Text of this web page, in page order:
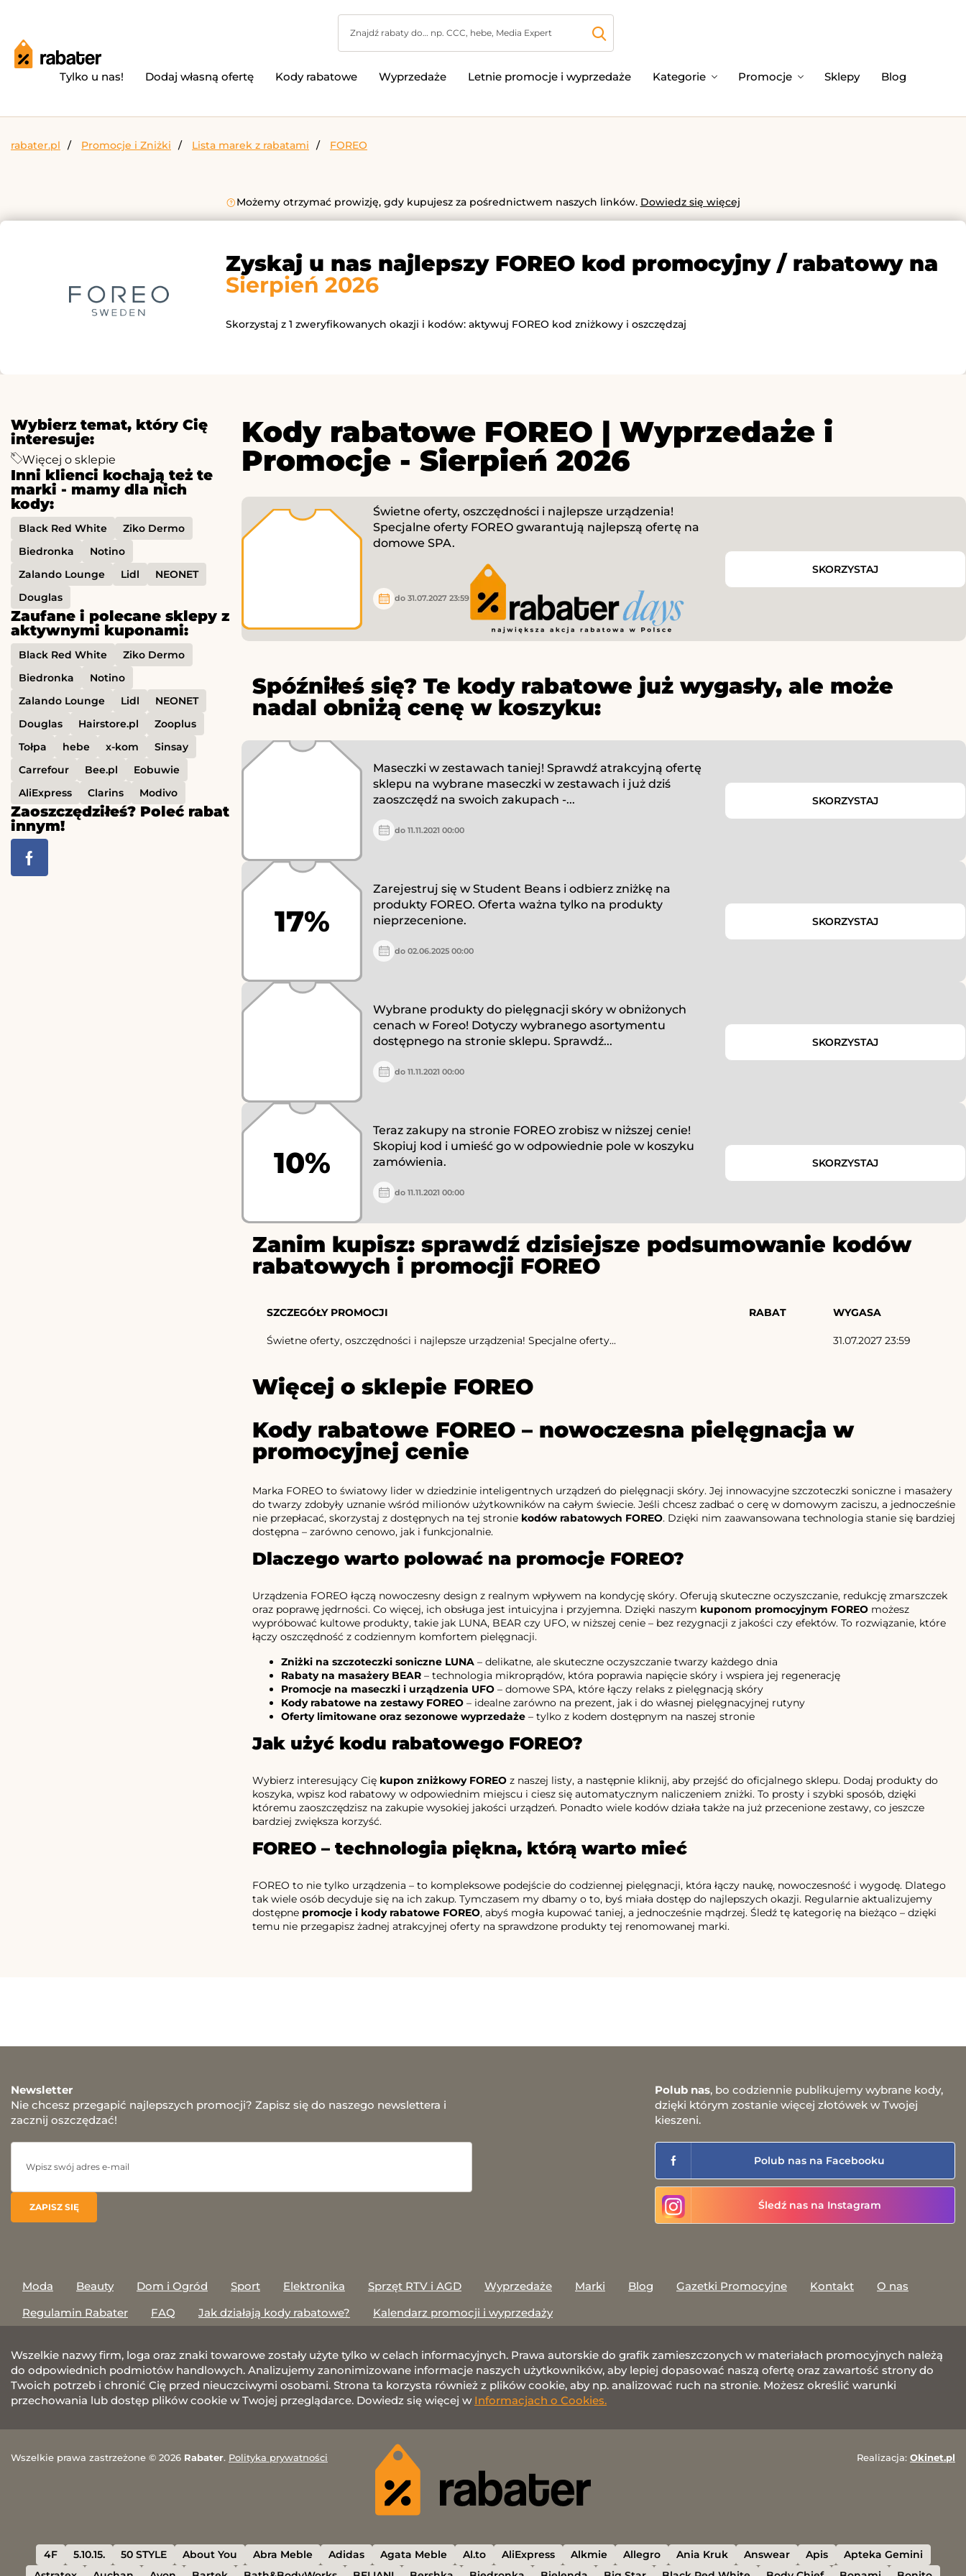
Tylko u nas! Dodaj własną ofertę Kody rabatowe Wyprzedaże Letnie promocje i wyprzedaże Kategorie Promocje Sklepy Blog
rabater.pl Promocje i Zniżki Lista marek z rabatami FOREO
Możemy otrzymać prowizję, gdy kupujesz za pośrednictwem naszych linków. Dowiedz się więcej
Zyskaj u nas najlepszy FOREO kod promocyjny / rabatowy na
Sierpień 2026
Skorzystaj z 1 zweryfikowanych okazji i kodów: aktywuj FOREO kod zniżkowy i oszczędzaj
Wybierz temat, który Cię
interesuje:
Więcej o sklepie
Inni klienci kochają też te
marki - mamy dla nich
kody:
Black Red White
Ziko Dermo
Biedronka
Notino
Zalando Lounge
Lidl
NEONET
Douglas
Zaufane i polecane sklepy z
aktywnymi kuponami:
Black Red White
Ziko Dermo
Biedronka
Notino
Zalando Lounge
Lidl
NEONET
Douglas
Hairstore.pl
Zooplus
Tołpa
hebe x-kom
Sinsay
Carrefour
Bee.pl
Eobuwie
AliExpress
Clarins Modivo
Zaoszczędziłeś? Poleć rabat
innym!
Kody rabatowe FOREO | Wyprzedaże i
Promocje - Sierpień 2026
Świetne oferty, oszczędności i najlepsze urządzenia!
Specjalne oferty FOREO gwarantują najlepszą ofertę na
domowe SPA.
do 31.07.2027 23:59
SKORZYSTAJ
Spóźniłeś się? Te kody rabatowe już wygasły, ale może
nadal obniżą cenę w koszyku:
Maseczki w zestawach taniej! Sprawdź atrakcyjną ofertę
sklepu na wybrane maseczki w zestawach i już dziś
zaoszczędź na swoich zakupach -...
do 11.11.2021 00:00
SKORZYSTAJ
17%
Zarejestruj się w Student Beans i odbierz zniżkę na
produkty FOREO. Oferta ważna tylko na produkty
nieprzecenione.
do 02.06.2025 00:00
SKORZYSTAJ
Wybrane produkty do pielęgnacji skóry w obniżonych
cenach w Foreo! Dotyczy wybranego asortymentu
dostępnego na stronie sklepu. Sprawdź...
do 11.11.2021 00:00
SKORZYSTAJ
10%
Teraz zakupy na stronie FOREO zrobisz w niższej cenie!
Skopiuj kod i umieść go w odpowiednie pole w koszyku
zamówienia.
do 11.11.2021 00:00
SKORZYSTAJ
Zanim kupisz: sprawdź dzisiejsze podsumowanie kodów
rabatowych i promocji FOREO
SZCZEGÓŁY PROMOCJI RABAT WYGASA
Świetne oferty, oszczędności i najlepsze urządzenia! Specjalne oferty... 31.07.2027 23:59
Więcej o sklepie FOREO
Kody rabatowe FOREO – nowoczesna pielęgnacja w
promocyjnej cenie
Marka FOREO to światowy lider w dziedzinie inteligentnych urządzeń do pielęgnacji skóry. Jej innowacyjne szczoteczki soniczne i masażery
do twarzy zdobyły uznanie wśród milionów użytkowników na całym świecie. Jeśli chcesz zadbać o cerę w domowym zaciszu, a jednocześnie
nie przepłacać, skorzystaj z dostępnych na tej stronie kodów rabatowych FOREO. Dzięki nim zaawansowana technologia stanie się bardziej
dostępna – zarówno cenowo, jak i funkcjonalnie.
Dlaczego warto polować na promocje FOREO?
Urządzenia FOREO łączą nowoczesny design z realnym wpływem na kondycję skóry. Oferują skuteczne oczyszczanie, redukcję zmarszczek
oraz poprawę jędrności. Co więcej, ich obsługa jest intuicyjna i przyjemna. Dzięki naszym kuponom promocyjnym FOREO możesz
wypróbować kultowe produkty, takie jak LUNA, BEAR czy UFO, w niższej cenie – bez rezygnacji z jakości czy efektów. To rozwiązanie, które
łączy oszczędność z codziennym komfortem pielęgnacji.
Zniżki na szczoteczki soniczne LUNA – delikatne, ale skuteczne oczyszczanie twarzy każdego dnia
Rabaty na masażery BEAR – technologia mikroprądów, która poprawia napięcie skóry i wspiera jej regenerację
Promocje na maseczki i urządzenia UFO – domowe SPA, które łączy relaks z pielęgnacją skóry
Kody rabatowe na zestawy FOREO – idealne zarówno na prezent, jak i do własnej pielęgnacyjnej rutyny
Oferty limitowane oraz sezonowe wyprzedaże – tylko z kodem dostępnym na naszej stronie
Jak użyć kodu rabatowego FOREO?
Wybierz interesujący Cię kupon zniżkowy FOREO z naszej listy, a następnie kliknij, aby przejść do oficjalnego sklepu. Dodaj produkty do
koszyka, wpisz kod rabatowy w odpowiednim miejscu i ciesz się automatycznym naliczeniem zniżki. To prosty i szybki sposób, dzięki
któremu zaoszczędzisz na zakupie wysokiej jakości urządzeń. Ponadto wiele kodów działa także na już przecenione zestawy, co jeszcze
bardziej zwiększa korzyść.
FOREO – technologia piękna, którą warto mieć
FOREO to nie tylko urządzenia – to kompleksowe podejście do codziennej pielęgnacji, która łączy naukę, nowoczesność i wygodę. Dlatego
tak wiele osób decyduje się na ich zakup. Tymczasem my dbamy o to, byś miała dostęp do najlepszych okazji. Regularnie aktualizujemy
dostępne promocje i kody rabatowe FOREO, abyś mogła kupować taniej, a jednocześnie mądrzej. Śledź tę kategorię na bieżąco – dzięki
temu nie przegapisz żadnej atrakcyjnej oferty na sprawdzone produkty tej renomowanej marki.
Newsletter
Nie chcesz przegapić najlepszych promocji? Zapisz się do naszego newslettera i
zacznij oszczędzać!
Polub nas, bo codziennie publikujemy wybrane kody,
dzięki którym zostanie więcej złotówek w Twojej
kieszeni.
Polub nas na Facebooku
Śledź nas na Instagram
Moda Beauty Dom i Ogród Sport Elektronika Sprzęt RTV i AGD Wyprzedaże Marki Blog Gazetki Promocyjne Kontakt
O nas
Regulamin Rabater
FAQ Jak działają kody rabatowe? Kalendarz promocji i wyprzedaży
Wszelkie nazwy firm, loga oraz znaki towarowe zostały użyte tylko w celach informacyjnych. Prawa autorskie do grafik zamieszczonych w materiałach promocyjnych należą
do odpowiednich podmiotów handlowych. Analizujemy zanonimizowane informacje naszych użytkowników, aby lepiej dopasować naszą ofertę oraz zawartość strony do
Twoich potrzeb i chronić Cię przed nieuczciwymi osobami. Strona ta korzysta również z plików cookie, aby np. analizować ruch na stronie. Możesz określić warunki
przechowania lub dostęp plików cookie w Twojej przeglądarce. Dowiedz się więcej w Informacjach o Cookies.
Wszelkie prawa zastrzeżone © 2026 Rabater. Polityka prywatności Realizacja: Okinet.pl
4F 5.10.15. 50 STYLE About You Abra Meble Adidas Agata Meble Al.to AliExpress Alkmie Allegro Ania Kruk Answear Apis
Apteka Gemini